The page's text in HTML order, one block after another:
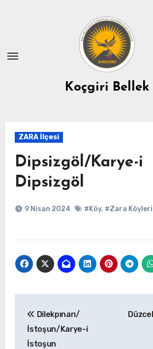
Koçgiri Bellek
ZARA İlçesi
Dipsizgöl/Karye-i
Dipsizgöl
9 Nisan 2024 #Köy, #Zara Köyleri
gezinmesi
Dilekpınarı/
İstoşun/Karye-i
İstoşun